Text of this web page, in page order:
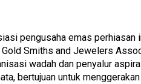
pengusaha emas perhiasan
Smiths and Jewelers
wadah dan penyalur
bertujuan untuk